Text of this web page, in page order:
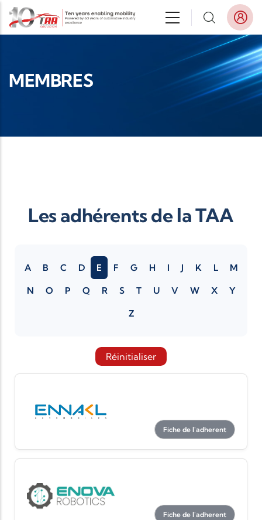
Aller au contenu principal
MEMBRES
Les adhérents de la TAA
A B C D E F G H I J K L M
N O P Q R S T U V W X Y
Z
Réinitialiser
Fiche de l'adherent
Fiche de l'adherent